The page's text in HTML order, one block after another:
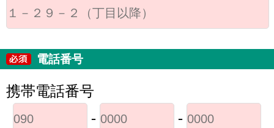
電話番号
携帯電話番号
-
-